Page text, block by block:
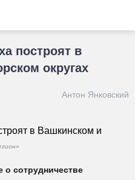
построят в
округах
Антон Янковский
о сотрудничестве